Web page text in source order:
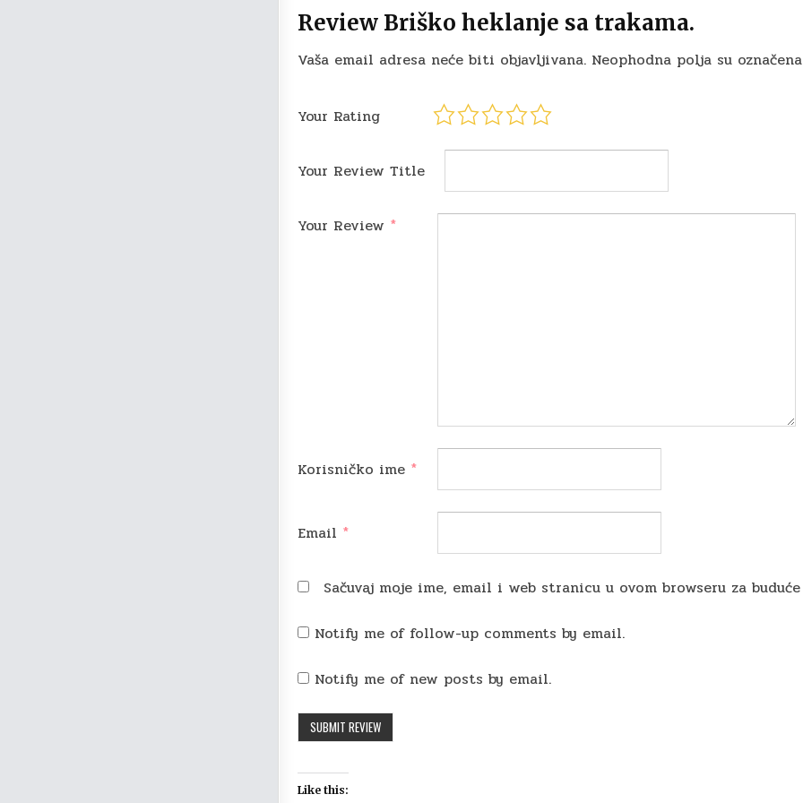
Review Briško heklanje sa trakama.
Vaša email adresa neće biti objavljivana. Neophodna polja su
Your Rating
Your Review Title
Your Review *
Korisničko ime *
Email *
Sačuvaj moje ime, email i web stranicu u ovom browseru za
Notify me of follow-up comments by email.
Notify me of new posts by email.
Like this: